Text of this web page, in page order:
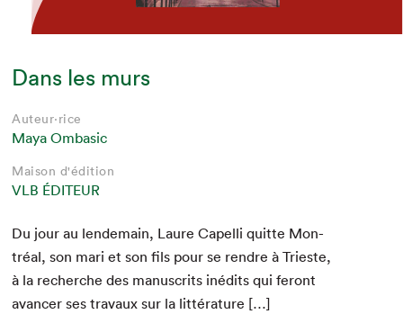
Dans les murs
Auteur·rice
Maya Ombasic
Maison d'édition
VLB ÉDITEUR
Du jour au lende­main, Lau­re Capel­li quitte Mon­
tréal, son mari et son fils pour se ren­dre à Tri­este,
à la recherche des man­u­scrits inédits qui fer­ont
avancer ses travaux sur la littérature […]